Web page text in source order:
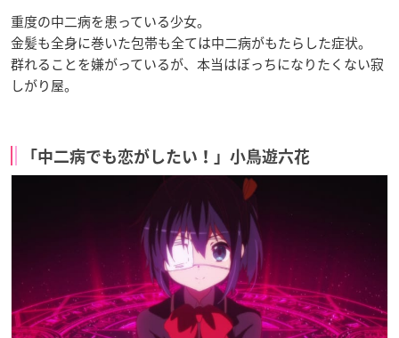
重度の中二病を患っている少女。
金髪も全身に巻いた包帯も全ては中二病がもたらした症状。
群れることを嫌がっているが、本当はぼっちになりたくない寂
しがり屋。
「中二病でも恋がしたい！」小鳥遊六花